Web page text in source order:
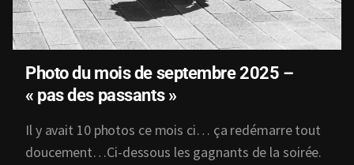
Photo du mois de septembre 2025 –
« pas des passants »
Il y avait 10 photos ce mois ci… ça redémarre tout
doucement…Ci-dessous les gagnants de la soirée.